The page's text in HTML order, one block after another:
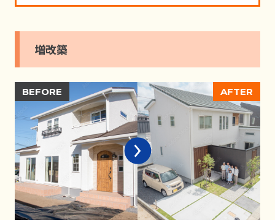
増改築